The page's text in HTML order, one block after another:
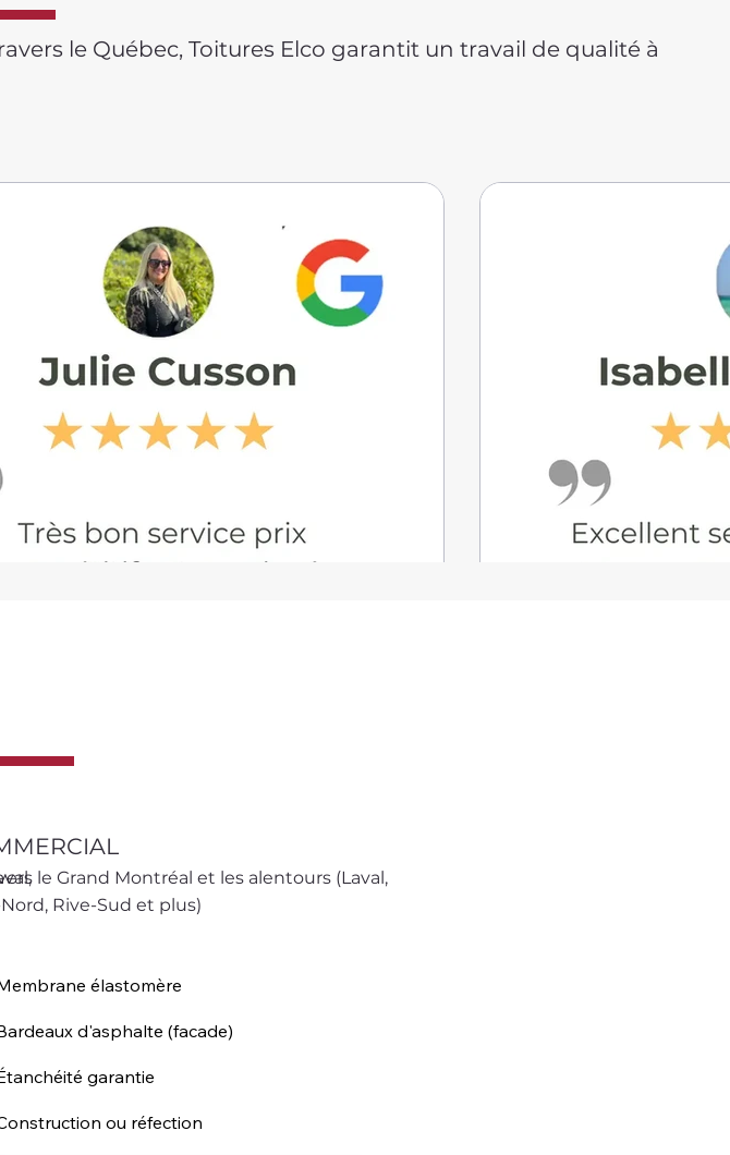
le Québec, Toitures Elco garantit un travail de qualité à
le Grand Montréal et les alentours (Laval,
Rive-Sud et plus)
élastomère
d'asphalte (facade)
garantie
ou réfection